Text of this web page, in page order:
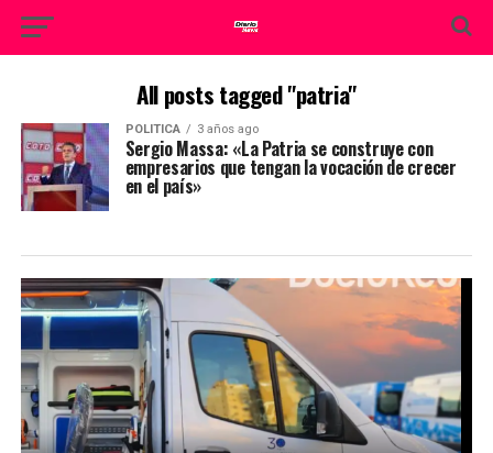
All posts tagged "patria"
POLITICA 3 años ago
Sergio Massa: «La Patria se construye con
empresarios que tengan la vocación de crecer
en el país»